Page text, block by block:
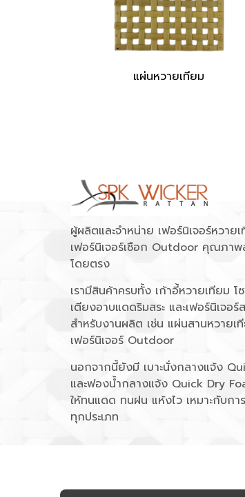
แผ่นหวายเทียม
ผู้ผลิตและจำหน่าย เฟอร์นิเจอร์หวาย
เฟอร์นิเจอร์เชือก Outdoor คุณภาพ
โดยตรง
เรามีสินค้าครบทั้ง เก้าอี้หวายเทียม โ
เตียงอาบแดดริมสระ และเฟอร์นิเจอ
สำหรับงานผลิต เช่น แผ่นสานหวายเ
เฟอร์นิเจอร์ Outdoor
นอกจากนี้ยังมี เบาะนั่งกลางแจ้ง
และฟองน้ำกลางแจ้ง Quick Dry
ให้ทนแดด ทนฝน แห้งไว เหมาะกับก
ทุกประเภท